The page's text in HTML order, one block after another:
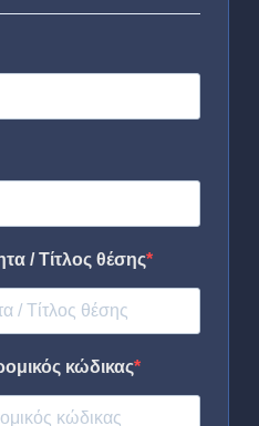
/ Τίτλος θέσης
κώδικας